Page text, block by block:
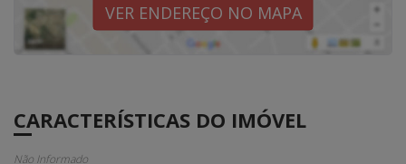
VER ENDEREÇO NO MAPA
CARACTERÍSTICAS DO IMÓVEL
Não Informado